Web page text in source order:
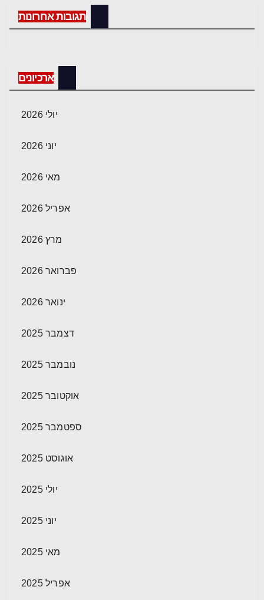
תגובות אחרונות
ארכיונים
יולי 2026
יוני 2026
מאי 2026
אפריל 2026
מרץ 2026
פברואר 2026
ינואר 2026
דצמבר 2025
נובמבר 2025
אוקטובר 2025
ספטמבר 2025
אוגוסט 2025
יולי 2025
יוני 2025
מאי 2025
אפריל 2025